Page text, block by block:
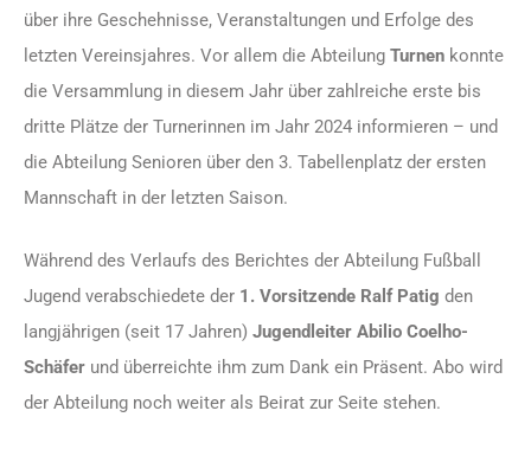
über ihre Geschehnisse, Veranstaltungen und Erfolge des
letzten Vereinsjahres. Vor allem die Abteilung Turnen konnte
die Versammlung in diesem Jahr über zahlreiche erste bis
dritte Plätze der Turnerinnen im Jahr 2024 informieren – und
die Abteilung Senioren über den 3. Tabellenplatz der ersten
Mannschaft in der letzten Saison.
Während des Verlaufs des Berichtes der Abteilung Fußball
Jugend verabschiedete der 1. Vorsitzende Ralf Patig den
langjährigen (seit 17 Jahren) Jugendleiter Abilio Coelho-
Schäfer und überreichte ihm zum Dank ein Präsent. Abo wird
der Abteilung noch weiter als Beirat zur Seite stehen.